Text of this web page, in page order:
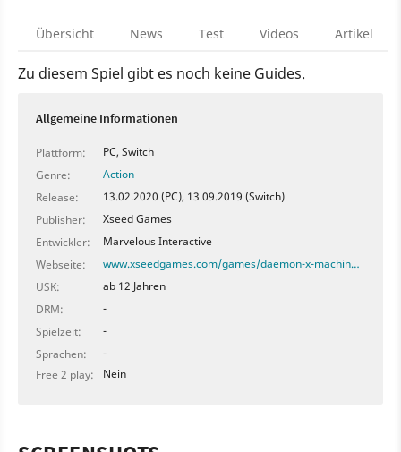
Übersicht News Test Videos Artikel
Zu diesem Spiel gibt es noch keine Guides.
Allgemeine Informationen
Plattform:
PC, Switch
Genre:
Action
Release:
13.02.2020 (PC), 13.09.2019 (Switch)
Publisher:
Xseed Games
Entwickler:
Marvelous Interactive
Webseite:
www.xseedgames.com/games/daemon-x-machin…
USK:
ab 12 Jahren
DRM:
-
Spielzeit:
-
Sprachen:
-
Free 2 play:
Nein